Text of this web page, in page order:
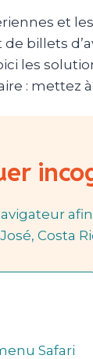
et
de billets
les
: mettez
Costa
Safari